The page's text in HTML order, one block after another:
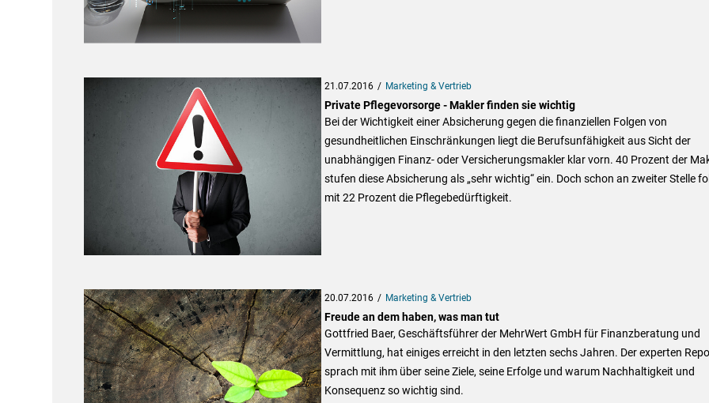
21.07.2016 Marketing & Vertrieb
Private Pflegevorsorge - Makler finden sie wichtig
Bei der Wichtigkeit einer Absicherung gegen die finanziellen Folgen von
gesundheitlichen Einschränkungen liegt die Berufsunfähigkeit aus Sicht der
unabhängigen Finanz- oder Versicherungsmakler klar vorn. 40 Prozent der
stufen diese Absicherung als „sehr wichtig“ ein. Doch schon an zweiter Stelle
mit 22 Prozent die Pflegebedürftigkeit.
20.07.2016 Marketing & Vertrieb
Freude an dem haben, was man tut
Gottfried Baer, Geschäftsführer der MehrWert GmbH für Finanzberatung und
Vermittlung, hat einiges erreicht in den letzten sechs Jahren. Der experten
sprach mit ihm über seine Ziele, seine Erfolge und warum Nachhaltigkeit und
Konsequenz so wichtig sind.